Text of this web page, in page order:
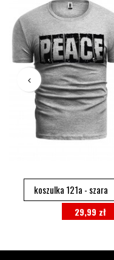
koszulka 121a - szara
29,99 zł